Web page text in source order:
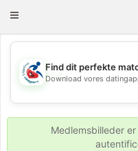
Toggle
💖
Find dit perfekte
Download vores
Medlemsbilleder